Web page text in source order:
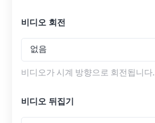
비디오 회전
없음
비디오가 시계 방향으로 회전됩니다.
비디오 뒤집기